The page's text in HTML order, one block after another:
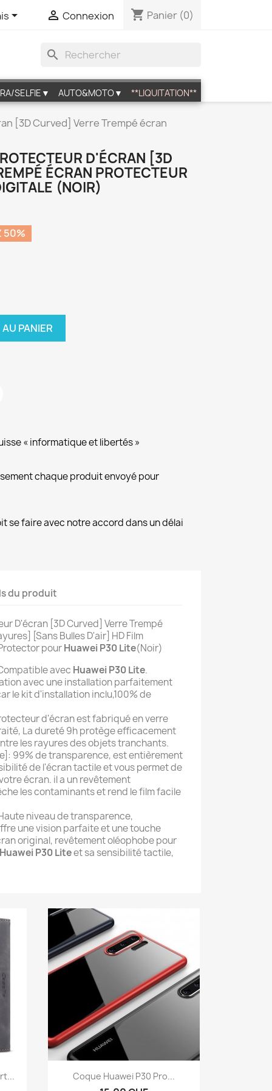
  Connexion shopping_cart Panier (0)
search
SELFIE▼ AUTO&MOTO▼ **LIQUITATION**
[3D Curved] Verre Trempé écran
D'ÉCRAN [3D
ÉCRAN PROTECTEUR
(NOIR)
50%
PANIER
« informatique et libertés »
chaque produit envoyé pour
se faire avec notre accord dans un délai
du produit
D'écran [3D Curved] Verre Trempé
[Sans Bulles D'air] HD Film
pourHuawei P30Lite(Noir)
avec Huawei P30 Lite.
avec une installation parfaitement
le kit d'installation inclu,100% de
d'écran est fabriqué en verre
La dureté 9h protège efficacement
les rayures des objets tranchants.
99% de transparence, est entièrement
de l'écran tactile et vous permet de
écran. il a un revêtement
les contaminants et rend le film facile
niveau de transparence,
une vision parfaite et une touche
original, revêtement oléophobe pour
Huawei P30 Liteet sa sensibilité tactile,
Aperçu rapide
Coque Huawei P30 Pro...